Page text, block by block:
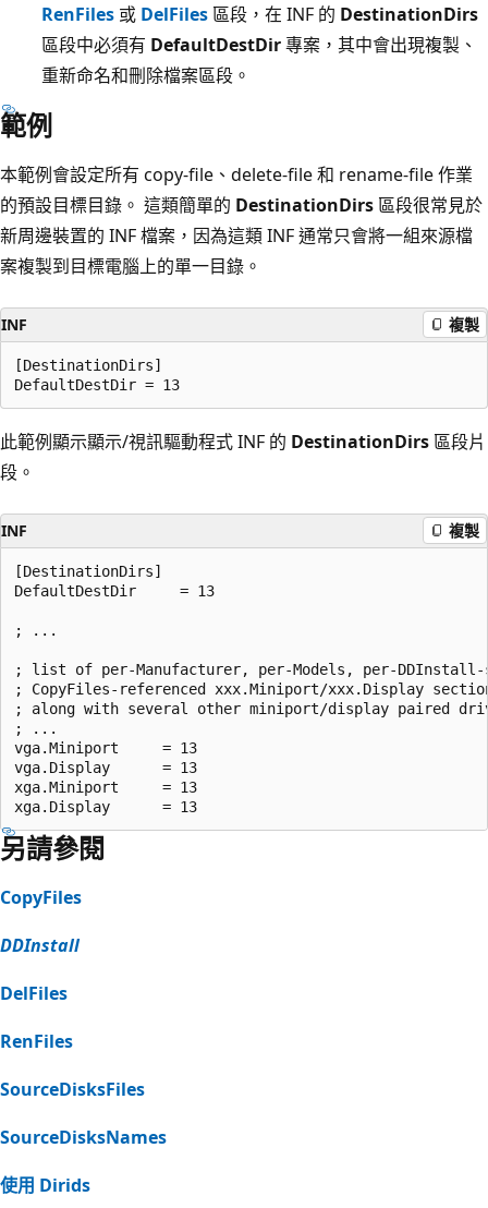
RenFiles 或 DelFiles 區段，在 INF 的 DestinationDirs
區段中必須有 DefaultDestDir專案，其中會出現複製、
重新命名和刪除檔案區段。
範例
本範例會設定所有 copy-file、delete-file 和 rename-file 作業
的預設目標目錄。 這類簡單的 DestinationDirs 區段很常見於
新周邊裝置的 INF 檔案，因為這類 INF 通常只會將一組來源檔
案複製到目標電腦上的單一目錄。
INF 複製
[DestinationDirs]
此範例顯示顯示/視訊驅動程式 INF 的 DestinationDirs 區段片
段。
INF 複製
[DestinationDirs]
DefaultDestDir     = 13
; ...
; list of per-Manufacturer, per-Models, per-DDInstall-
; CopyFiles-referenced xxx.Miniport/xxx.Display
; along with several other miniport/display paired
; ...
vga.Miniport     = 13
vga.Display      = 13
xga.Miniport     = 13
另請參閱
CopyFiles
DDInstall
DelFiles
RenFiles
SourceDisksFiles
SourceDisksNames
使用 Dirids